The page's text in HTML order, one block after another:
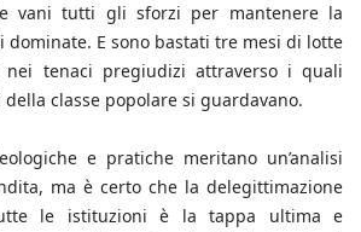
vani tutti gli sforzi per mantenere la
dominate. E sono bastati tre mesi di lotte
nei tenaci pregiudizi attraverso i quali
classe popolare si guardavano.
e pratiche meritano un’analisi
ma è certo che la delegittimazione
le istituzioni è la tappa ultima e